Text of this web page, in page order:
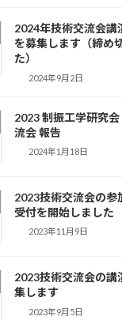
2024年技術交流会講
を募集します（締め
た）
2024年9月2日
2023 制振工学研究
流会 報告
2024年1月18日
2023技術交流会の参
受付を開始しました
2023年11月9日
2023技術交流会の講
集します
2023年9月5日